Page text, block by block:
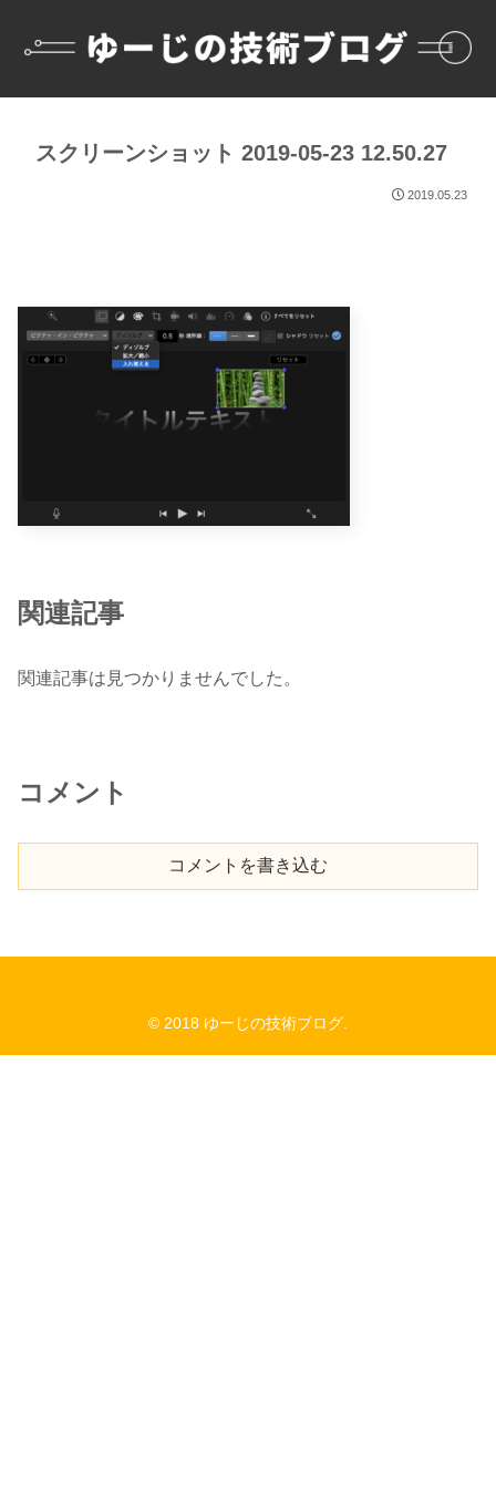
スクリーンショット 2019-05-23 12.50.27
2019.05.23
関連記事
関連記事は見つかりませんでした。
コメント
コメントを書き込む
© 2018 ゆーじの技術ブログ.